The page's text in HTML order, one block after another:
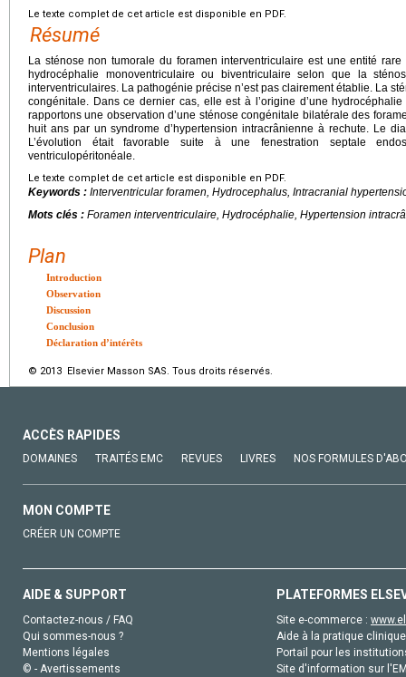
Le texte complet de cet article est disponible en PDF.
Résumé
La sténose non tumorale du foramen interventriculaire est une entité
hydrocéphalie monoventriculaire ou biventriculaire selon que la
interventriculaires. La pathogénie précise n’est pas clairement établie. La
congénitale. Dans ce dernier cas, elle est à l’origine d’une
rapportons une observation d’une sténose congénitale bilatérale des
huit ans par un syndrome d’hypertension intracrânienne à rechute. Le
L’évolution était favorable suite à une fenestration septale
ventriculopéritonéale.
Le texte complet de cet article est disponible en PDF.
Keywords : Interventricular foramen, Hydrocephalus, Intracranial
Mots clés : Foramen interventriculaire, Hydrocéphalie, Hypertension
Plan
Introduction
Observation
Discussion
Conclusion
Déclaration d’intérêts
© 2013 Elsevier Masson SAS. Tous droits réservés.
ACCÈS RAPIDES
DOMAINES TRAITÉS EMC REVUES LIVRES NOS FORMULES
MON COMPTE
CRÉER UN COMPTE
AIDE & SUPPORT
Contactez-nous / FAQ
Qui sommes-nous ?
Mentions légales
© - Avertissements
PLATEFORMES
Site e-commerce :
Aide à la pratique
Portail pour les
Site d'information sur